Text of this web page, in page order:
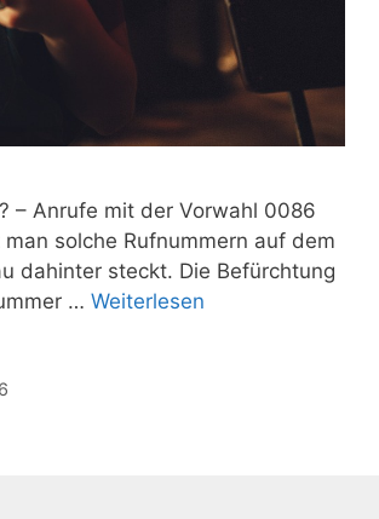
– Anrufe mit der Vorwahl 0086
solche Rufnummern auf dem
dahinter steckt. Die Befürchtung
… Weiterlesen